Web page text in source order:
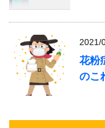
2021/
花粉
のこ